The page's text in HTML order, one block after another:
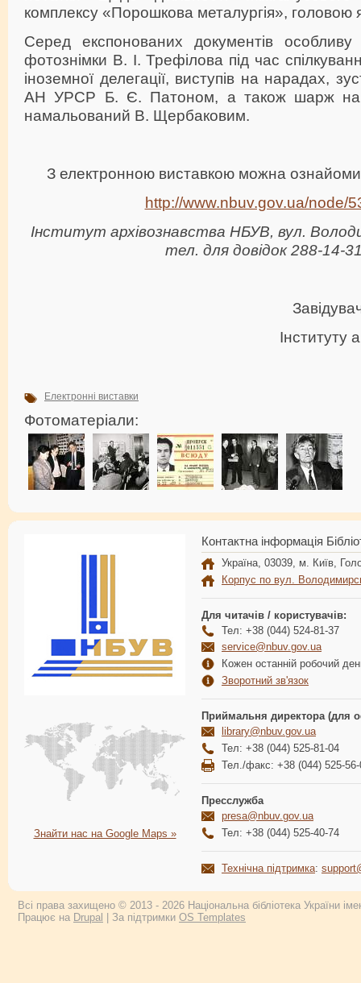
комплексу «Порошкова металургія», головою
Серед експонованих документів особливу
фотознімки В. І. Трефілова під час
іноземної делегації, виступів на нарадах,
АН УРСР Б. Є. Патоном, а також шарж на
намальований В. Щербаковим.
З електронною виставкою можна
http://www.nbuv.gov.ua/node/
Інститут архівознавства НБУВ, вул.
тел. для довідок 288-14-
Інституту
Електронні виставки
Фотоматеріали:
Знайти нас на Google Maps »
Контактна інформація
Україна, 03039, м. Київ,
Корпус по вул.
Для читачів / користувачів:
Тел: +38 (044) 524-81-37
service@nbuv.gov.ua
Кожен останній робочий
Зворотний зв'язок
Приймальня директора (для
library@nbuv.gov.ua
Тел: +38 (044) 525-81-04
Тел./факс: +38 (044) 525-56-
Пресслужба
presa@nbuv.gov.ua
Тел: +38 (044) 525-40-74
Технічна підтримка:
Всі права захищено © 2013 - 2026 Національна бібліотека України
Працює на Drupal | За підтримки OS Templates